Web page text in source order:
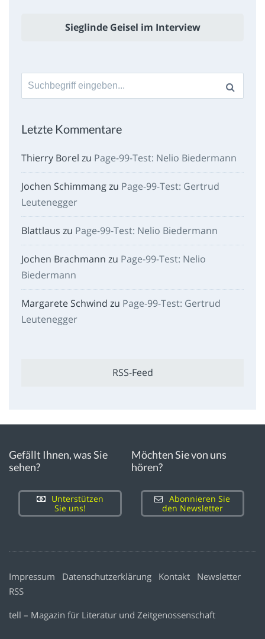
Sieglinde Geisel im Interview
Suche
nach:
Letzte Kommentare
Thierry Borel zu Page-99-Test: Nelio Biedermann
Jochen Schimmangzu Page-99-Test: Gertrud
Leutenegger
Blattlaus zu Page-99-Test: Nelio Biedermann
Jochen Brachmann zu Page-99-Test: Nelio
Biedermann
Margarete Schwind zu Page-99-Test: Gertrud
Leutenegger
RSS-Feed
Gefällt Ihnen, was Sie
sehen?
Unterstützen
Sie uns!
Möchten Sie von uns
hören?
Abonnieren Sie
den Newsletter
Impressum Datenschutzerklärung Kontakt
Newsletter
RSS
tell – Magazin für Literatur und Zeitgenossenschaft